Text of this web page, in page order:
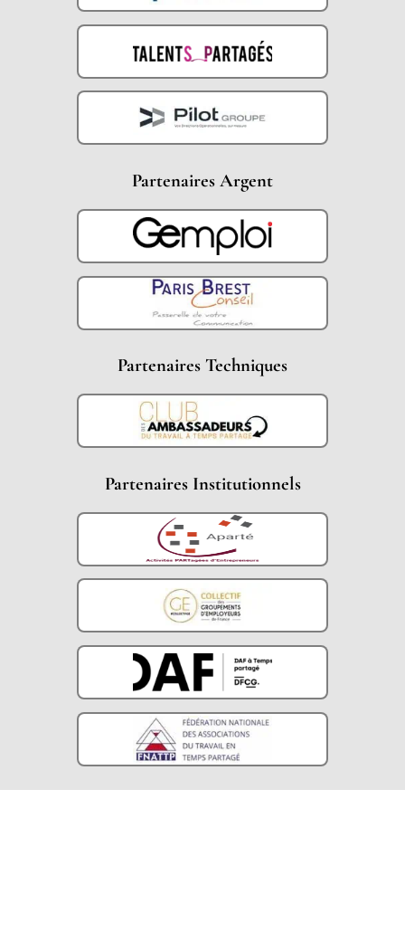
Partenaires Argent
Partenaires Techniques
Partenaires Institutionnels